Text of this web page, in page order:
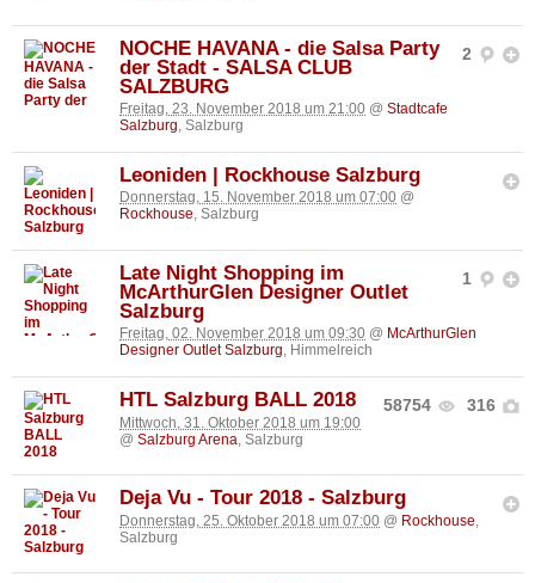
2
NOCHE HAVANA - die Salsa Party
der Stadt - SALSA CLUB
SALZBURG
Freitag, 23. November 2018 um 21:00 @ Stadtcafe
Salzburg, Salzburg
Leoniden | Rockhouse Salzburg
Donnerstag, 15. November 2018 um 07:00 @
Rockhouse, Salzburg
1
Late Night Shopping im
McArthurGlen Designer Outlet
Salzburg
Freitag, 02. November 2018 um 09:30 @ McArthurGlen
Designer Outlet Salzburg, Himmelreich
58754 316
HTL Salzburg BALL 2018
Mittwoch, 31. Oktober 2018 um 19:00
@ Salzburg Arena , Salzburg
Deja Vu - Tour 2018 - Salzburg
Donnerstag, 25. Oktober 2018 um 07:00 @ Rockhouse
Salzburg